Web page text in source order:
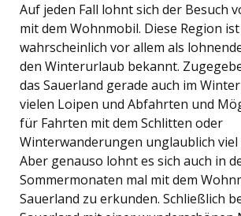
Auf jeden Fall lohnt sich der Besuch
mit dem Wohnmobil. Diese Region
wahrscheinlich vor allem als
den Winterurlaub bekannt.
das Sauerland gerade auch im
vielen Loipen und Abfahrten und
für Fahrten mit dem Schlitten oder
Winterwanderungen unglaublich viel
Aber genauso lohnt es sich auch in
Sommermonaten mal mit dem
Sauerland zu erkunden. Schließlich